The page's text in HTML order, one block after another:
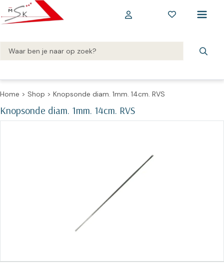
Home > Shop > Knopsonde diam. 1mm. 14cm. RVS
Knopsonde diam. 1mm. 14cm. RVS